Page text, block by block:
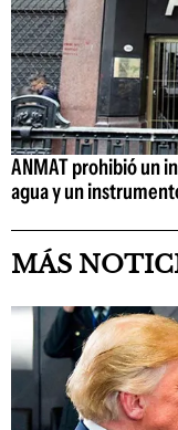
ANMAT prohibió un
agua y un
MÁS